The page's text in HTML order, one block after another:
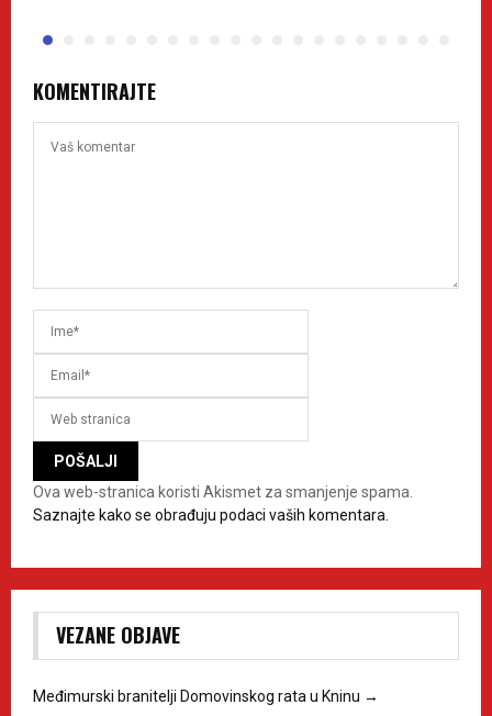
KOMENTIRAJTE
Ova web-stranica koristi Akismet za smanjenje spama.
Saznajte kako se obrađuju podaci vaših komentara.
VEZANE OBJAVE
Međimurski branitelji Domovinskog rata u Kninu →